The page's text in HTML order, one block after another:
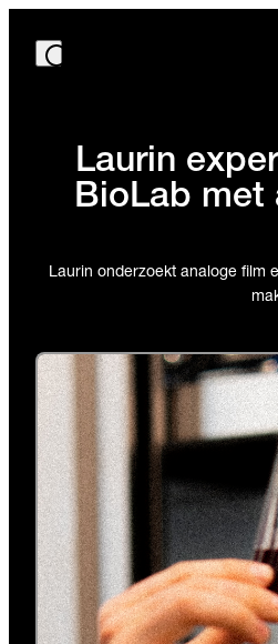
Laurin
BioLab met
Laurin onderzoekt analoge film